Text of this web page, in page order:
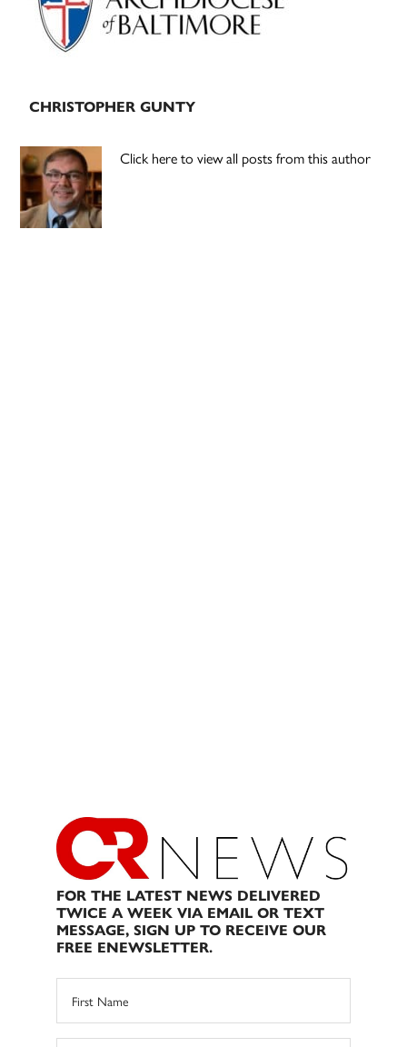
CHRISTOPHER GUNTY
Click here to view all posts from this author
FOR THE LATEST NEWS DELIVERED
TWICE A WEEK VIA EMAIL OR TEXT
MESSAGE, SIGN UP TO RECEIVE OUR
FREE ENEWSLETTER.